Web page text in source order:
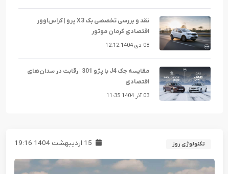
نقد و بررسی تخصصی بک X3 پرو | کراس‌اوور
اقتصادی کرمان موتور
08 دی 1404 12:12
مقایسه جک J4 با پژو 301 | رقابت در سدان‌های
اقتصادی
03 آذر 1404 11:35
تکنولوژی روز